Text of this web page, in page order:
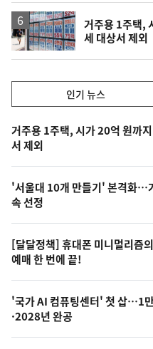
거주용 1주택,
세 대상서 제외
기,
최
신,
오
늘
의
영
상
오
늘
인기 뉴스
기
뉴
스
거주용 1주택, 시가 20억 원까
서 제외
'서울대 10개 만들기' 본격화…
속 선정
[달달정책] 휴대폰 미니멀리즘
예매 한 번에 끝!
'국가 AI 컴퓨팅센터' 첫 삽…1
·2028년 완공